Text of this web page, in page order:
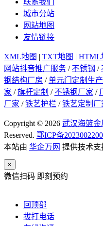
联系我们
城市分站
网站地图
友情链接
XML地图 | TXT地图 | HTML
网站抖音推广服务 / 不锈钢 /
钢结构厂房 /单元门定制生产
家 /旗杆定制 / 不锈钢厂家 /
厂家 /铁艺护栏 /铁艺定制厂
Copyright © 2026 武汉海篮金
Reserved. 鄂ICP备
本站由 华企万网 提供技术支
×
微信扫码 即刻预约
回顶部
拔打电话